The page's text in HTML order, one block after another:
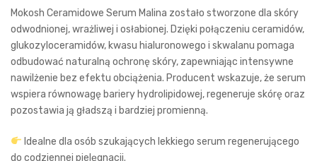
Mokosh Ceramidowe Serum Malina zostało stworzone dla skóry
odwodnionej, wrażliwej i osłabionej. Dzięki połączeniu ceramidów,
glukozyloceramidów, kwasu hialuronowego i skwalanu pomaga
odbudować naturalną ochronę skóry, zapewniając intensywne
nawilżenie bez efektu obciążenia. Producent wskazuje, że serum
wspiera równowagę bariery hydrolipidowej, regeneruje skórę oraz
pozostawia ją gładszą i bardziej promienną.
Idealne dla osób szukających lekkiego serum regenerującego
do codziennej pielęgnacji.